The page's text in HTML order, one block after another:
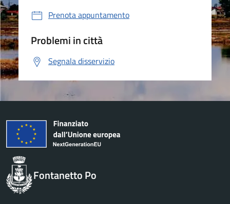
Prenota appuntamento
Problemi in città
Segnala disservizio
Fontanetto Po